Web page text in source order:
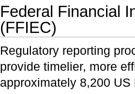
Federal Financial
(FFIEC)
Regulatory reporting
provide timelier, more
approximately 8,200 US